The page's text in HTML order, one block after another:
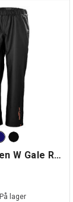
Helly Hansen W Gale Rain Pant
På lager